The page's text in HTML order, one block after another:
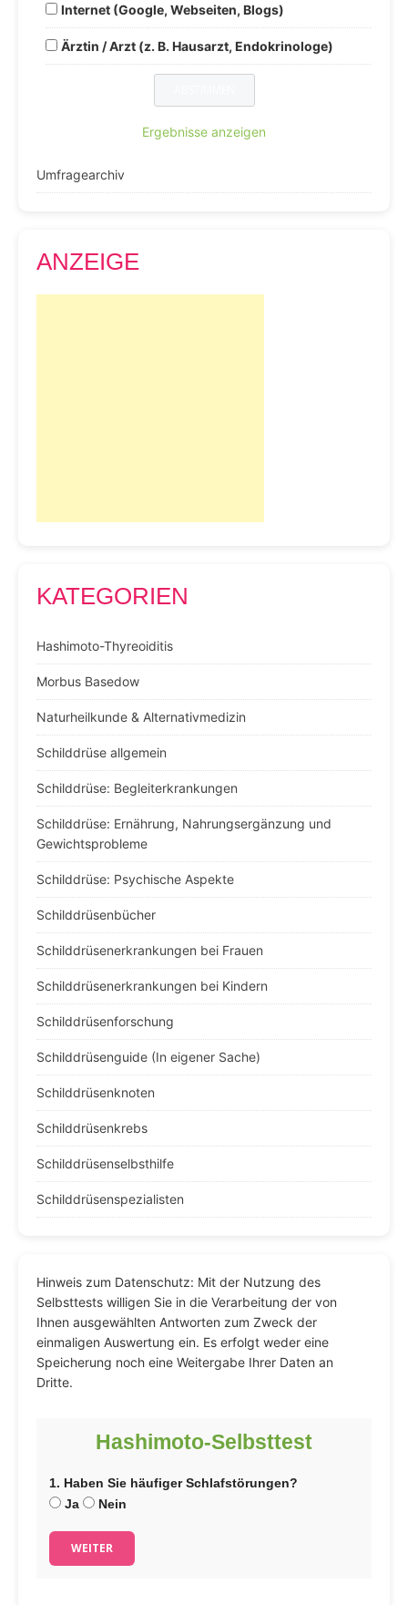
Internet (Google, Webseiten, Blogs)
Ärztin / Arzt (z. B. Hausarzt, Endokrinologe)
Ergebnisse anzeigen
Umfragearchiv
ANZEIGE
KATEGORIEN
Hashimoto-Thyreoiditis
Morbus Basedow
Naturheilkunde & Alternativmedizin
Schilddrüse allgemein
Schilddrüse: Begleiterkrankungen
Schilddrüse: Ernährung, Nahrungsergänzung und
Gewichtsprobleme
Schilddrüse: Psychische Aspekte
Schilddrüsenbücher
Schilddrüsenerkrankungen bei Frauen
Schilddrüsenerkrankungen bei Kindern
Schilddrüsenforschung
Schilddrüsenguide (In eigener Sache)
Schilddrüsenknoten
Schilddrüsenkrebs
Schilddrüsenselbsthilfe
Schilddrüsenspezialisten
Hinweis zum Datenschutz: Mit der Nutzung des
Selbsttests willigen Sie in die Verarbeitung der von
Ihnen ausgewählten Antworten zum Zweck der
einmaligen Auswertung ein. Es erfolgt weder eine
Speicherung noch eine Weitergabe Ihrer Daten an
Dritte.
Hashimoto-Selbsttest
1. Haben Sie häufiger Schlafstörungen?
Ja
Nein
WEITER